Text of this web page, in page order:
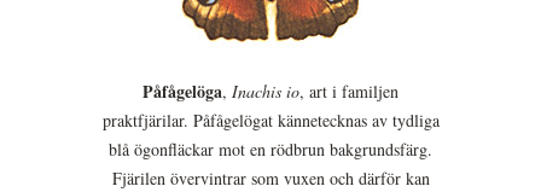
Påfågelöga, Inachis io, art i familjen
praktfjärilar. Påfågelögat kännetecknas av tydliga
blå ögonfläckar mot en rödbrun bakgrundsfärg.
Fjärilen övervintrar som vuxen och därför kan